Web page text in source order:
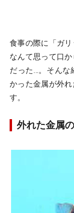
食事の際に「ガ
なんて思って口
だった…。そんな
かった金属が外
す。
外れた金属